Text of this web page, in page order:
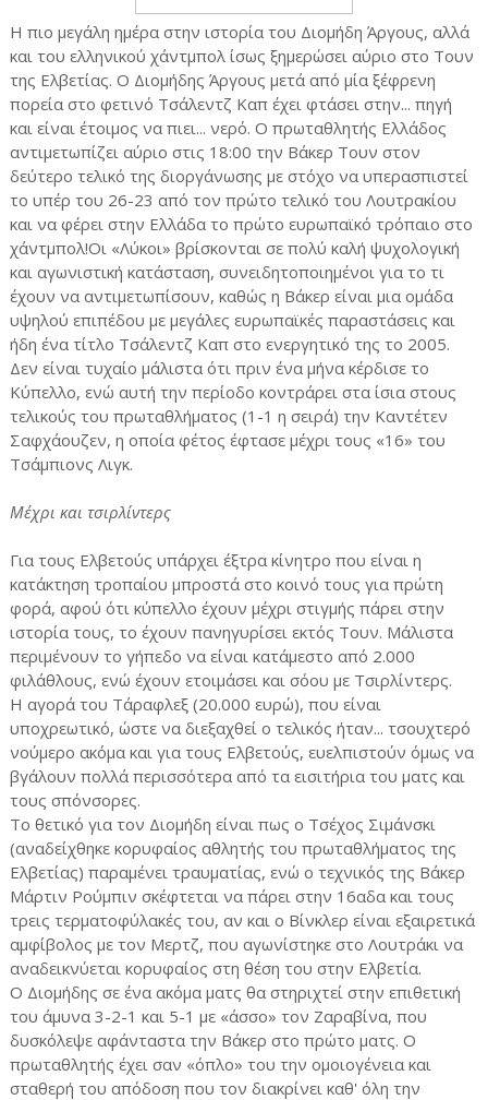
Η πιο μεγάλη ημέρα στην ιστορία του Διομήδη Άργους, αλλά
και του ελληνικού χάντμπολ ίσως ξημερώσει αύριο στο Τουν
της Ελβετίας. Ο Διομήδης Άργους μετά από μία ξέφρενη
πορεία στο φετινό Τσάλεντζ Καπ έχει φτάσει στην... πηγή
και είναι έτοιμος να πιει... νερό. Ο πρωταθλητής Ελλάδος
αντιμετωπίζει αύριο στις 18:00 την Βάκερ Τουν στον
δεύτερο τελικό της διοργάνωσης με στόχο να υπερασπιστεί
το υπέρ του 26-23 από τον πρώτο τελικό του Λουτρακίου
και να φέρει στην Ελλάδα το πρώτο ευρωπαϊκό τρόπαιο στο
χάντμπολ!Οι «Λύκοι» βρίσκονται σε πολύ καλή ψυχολογική
και αγωνιστική κατάσταση, συνειδητοποιημένοι για το τι
έχουν να αντιμετωπίσουν, καθώς η Βάκερ είναι μια ομάδα
υψηλού επιπέδου με μεγάλες ευρωπαϊκές παραστάσεις και
ήδη ένα τίτλο Τσάλεντζ Καπ στο ενεργητικό της το 2005.
Δεν είναι τυχαίο μάλιστα ότι πριν ένα μήνα κέρδισε το
Κύπελλο, ενώ αυτή την περίοδο κοντράρει στα ίσια στους
τελικούς του πρωταθλήματος (1-1 η σειρά) την Καντέτεν
Σαφχάουζεν, η οποία φέτος έφτασε μέχρι τους «16» του
Τσάμπιονς Λιγκ.
Μέχρι και τσιρλίντερς
Για τους Ελβετούς υπάρχει έξτρα κίνητρο που είναι η
κατάκτηση τροπαίου μπροστά στο κοινό τους για πρώτη
φορά, αφού ότι κύπελλο έχουν μέχρι στιγμής πάρει στην
ιστορία τους, το έχουν πανηγυρίσει εκτός Τουν. Μάλιστα
περιμένουν το γήπεδο να είναι κατάμεστο από 2.000
φιλάθλους, ενώ έχουν ετοιμάσει και σόου με Τσιρλίντερς.
Η αγορά του Τάραφλεξ (20.000 ευρώ), που είναι
υποχρεωτικό, ώστε να διεξαχθεί ο τελικός ήταν... τσουχτερό
νούμερο ακόμα και για τους Ελβετούς, ευελπιστούν όμως να
βγάλουν πολλά περισσότερα από τα εισιτήρια του ματς και
τους σπόνσορες.
Το θετικό για τον Διομήδη είναι πως ο Τσέχος Σιμάνσκι
(αναδείχθηκε κορυφαίος αθλητής του πρωταθλήματος της
Ελβετίας) παραμένει τραυματίας, ενώ ο τεχνικός της Βάκερ
Μάρτιν Ρούμπιν σκέφτεται να πάρει στην 16αδα και τους
τρεις τερματοφύλακές του, αν και ο Βίνκλερ είναι εξαιρετικά
αμφίβολος με τον Μερτζ, που αγωνίστηκε στο Λουτράκι να
αναδεικνύεται κορυφαίος στη θέση του στην Ελβετία.
Ο Διομήδης σε ένα ακόμα ματς θα στηριχτεί στην επιθετική
του άμυνα 3-2-1 και 5-1 με «άσσο» τον Ζαραβίνα, που
δυσκόλεψε αφάνταστα την Βάκερ στο πρώτο ματς. Ο
πρωταθλητής έχει σαν «όπλο» του την ομοιογένεια και
σταθερή του απόδοση που τον διακρίνει καθ' όλη την